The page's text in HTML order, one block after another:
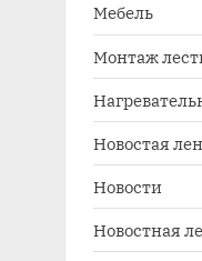
Мебель
Монтаж
Новостая
Новости
Новостная